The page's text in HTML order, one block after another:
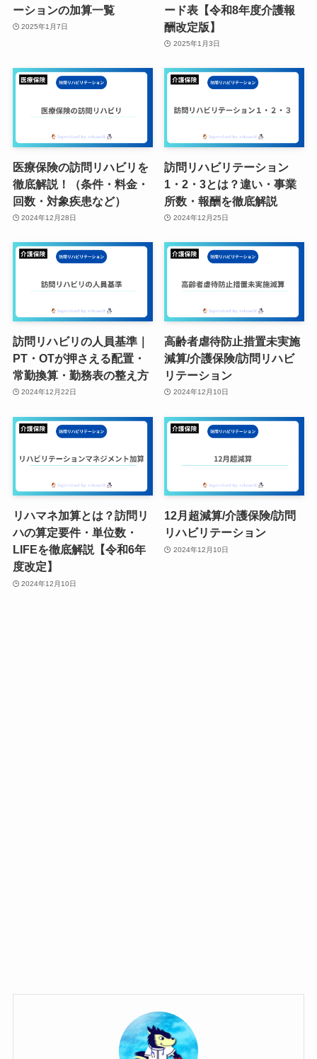
ーションの加算一覧
2025年1月7日
ード表【令和8年度介護報
酬改定版】
2025年1月3日
医療保険の訪問リハビリを
徹底解説！（条件・料金・
回数・対象疾患など）
2024年12月28日
訪問リハビリテーション
1・2・3とは？違い・事業
所数・報酬を徹底解説
2024年12月25日
訪問リハビリの人員基準｜
PT・OTが押さえる配置・
常勤換算・勤務表の整え方
2024年12月22日
高齢者虐待防止措置未実施
減算/介護保険/訪問リハビ
リテーション
2024年12月10日
リハマネ加算とは？訪問リ
ハの算定要件・単位数・
LIFEを徹底解説【令和6年
度改定】
2024年12月10日
12月超減算/介護保険/訪問
リハビリテーション
2024年12月10日